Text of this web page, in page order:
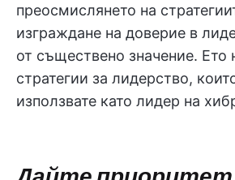
преосмислянето на
изграждане на доверие в
от съществено значение. Ето
стратегии за лидерство,
използвате като лидер на